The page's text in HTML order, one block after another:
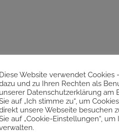
Diese Website verwendet Cookies
und zu Ihren Rechten als
unserer Datenschutzerklärung am
auf „Ich stimme zu“, um
unsere Webseite besuchen
auf „Cookie-Einstellungen“,